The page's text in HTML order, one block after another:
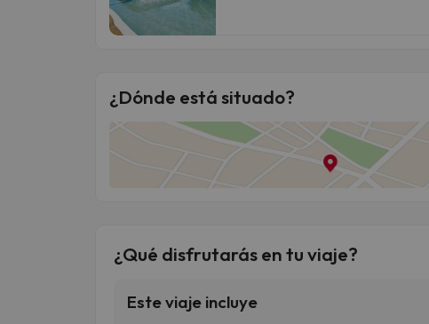
¿Dónde está situado?
¿Qué disfrutarás en tu viaje?
Este viaje incluye